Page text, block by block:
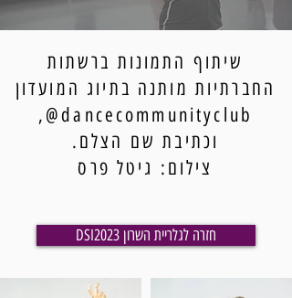
שיתוף התמונות ברשתות
החברתיות מותנה בתיוג המועדון
dancecommunityclub@,
וכתיבת שם הצלם.
צילום: גיטל פרס
DSI2023 חזרה לגלריית השרון